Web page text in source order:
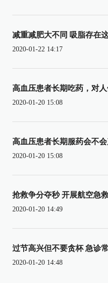
减重减肥大不同 吸脂存在
2020-01-22 14:17
高血压患者长期吃药，对
2020-01-20 15:08
高血压患者长期服药会不
2020-01-20 15:08
抢救争分夺秒 开展航空急
2020-01-20 14:49
过节高兴但不要贪杯 急诊
2020-01-20 14:48